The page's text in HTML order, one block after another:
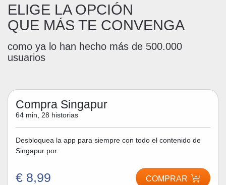
ELIGE LA OPCIÓN
QUE MÁS TE CONVENGA
como ya lo han hecho más de 500.000
usuarios
Compra Singapur
64 min, 28 historias
Desbloquea la app para siempre con todo el contenido de
Singapur por
€ 8,99 COMPRAR